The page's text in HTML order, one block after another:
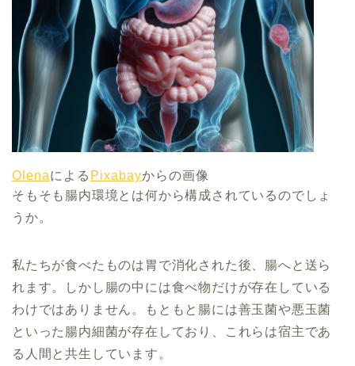
Olenaによる Pixabayからの画像
そもそも腸内環境とは何から構成されているのでしょ
うか。
私たちが食べたものは胃で消化された後、腸へと送ら
れます。しかし腸の中には食べ物だけが存在している
わけではありません。もともと腸には善玉菌や悪玉菌
といった腸内細菌が存在しており、これらは宿主であ
る人間と共生しています。